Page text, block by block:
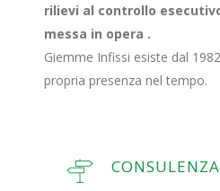
rilievi al controllo
messa in opera .
Giemme Infissi esiste dal
propria presenza nel tempo.
CONSULENZA